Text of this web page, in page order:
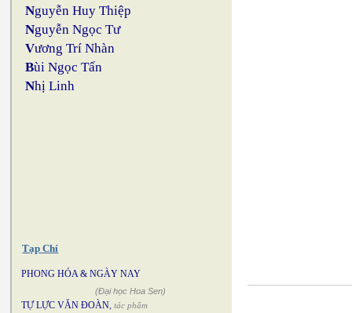
Nguyễn Huy Thiệp
Nguyễn Ngọc Tư
Vương Trí Nhàn
Bùi Ngọc Tấn
Nhị Linh
Tạp Chí
PHONG HÓA & NGÀY NAY
(Đại học Hoa Sen)
TỰ LỰC VĂN ĐOÀN, tác phẩm